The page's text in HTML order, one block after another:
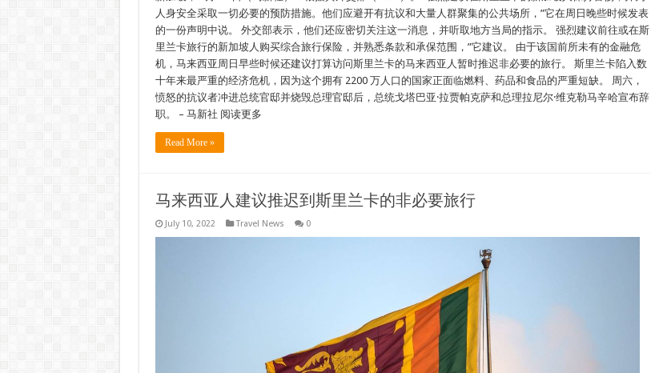
人身安全采取一切必要的预防措施。他们应避开有抗议和大量人群聚集的公共场所，”它在周日晚些时候发表
的一份声明中说。 外交部表示，他们还应密切关注这一消息，并听取地方当局的指示。 强烈建议前往或在斯
里兰卡旅行的新加坡人购买综合旅行保险，并熟悉条款和承保范围，”它建议。 由于该国前所未有的金融危
机，马来西亚周日早些时候还建议打算访问斯里兰卡的马来西亚人暂时推迟非必要的旅行。 斯里兰卡陷入数
十年来最严重的经济危机，因为这个拥有 2200 万人口的国家正面临燃料、药品和食品的严重短缺。 周六，
愤怒的抗议者冲进总统官邸并烧毁总理官邸后，总统戈塔巴亚·拉贾帕克萨和总理拉尼尔·维克勒马辛哈宣布辞
职。 – 马新社 阅读更多
Read More »
马来西亚人建议推迟到斯里兰卡的非必要旅行
July 10, 2022 Travel News 0